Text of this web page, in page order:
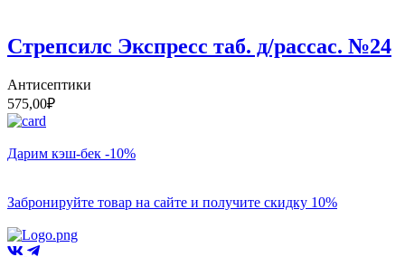
Стрепсилс Экспресс таб. д/рассас. №24
Антисептики
575,00₽
Дарим кэш-бек -10%
Забронируйте товар на сайте и получите скидку 10%